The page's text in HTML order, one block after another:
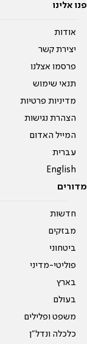
פנו אלינו
אודות
יצירת קשר
פרסמו אצלנו
תנאי שימוש
מדיניות פרטיות
הצהרת נגישות
המייל האדום
עברית
English
מדורים
חדשות
מבזקים
ביטחוני
פוליטי-מדיני
בארץ
בעולם
משפט ופלילים
כלכלה ונדל"ן